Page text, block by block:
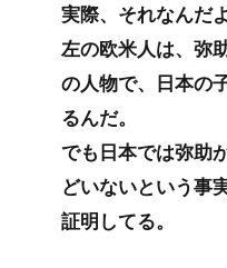
実際、それなんだよ
左の欧米人は、弥
の人物で、日本の
るんだ。
でも日本では弥助
どいないという事
証明してる。